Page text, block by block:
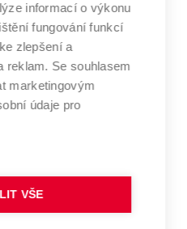
učení
technické
informací o výkonu
fungování funkcí
zlepšení a
reklam. Se souhlasem
marketingovým
údaje pro
VŠE